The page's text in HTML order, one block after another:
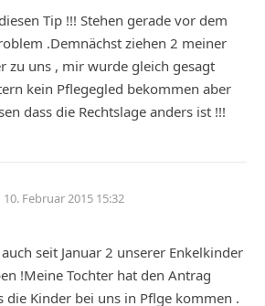
Tip !!! Stehen gerade vor dem
.Demnächst ziehen 2 meiner
zu uns , mir wurde gleich gesagt
kein Pflegegled bekommen aber
dass die Rechtslage anders ist !!!
10. Februar 2015 15:32
seit Januar 2 unserer Enkelkinder
!Meine Tochter hat den Antrag
die Kinder bei uns in Pflge kommen .